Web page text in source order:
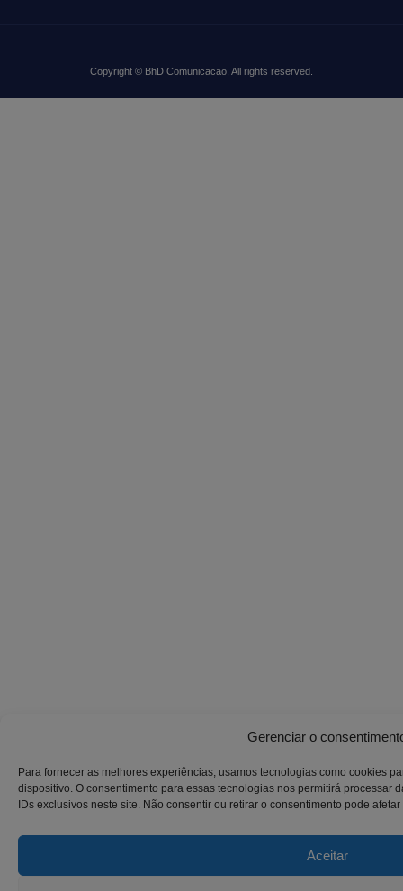
Gerenciar o
Para fornecer as melhores experiências, usamos tecnologias como cookies
dispositivo. O consentimento para essas tecnologias nos permitirá processar
IDs exclusivos neste site. Não consentir ou retirar o consentimento pode
Aceitar
Copyright © BhD Comunicacao, All rights reserved.